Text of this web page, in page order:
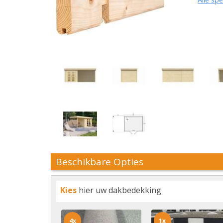
Beschikbare Opties
Kies hier uw dakbedekking
4x 1x